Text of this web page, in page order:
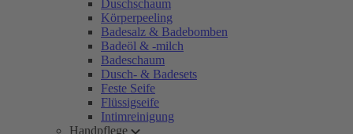
Duschschaum
Körperpeeling
Badesalz & Badebomben
Badeöl & -milch
Badeschaum
Dusch- & Badesets
Feste Seife
Flüssigseife
Intimreinigung
Handpflege